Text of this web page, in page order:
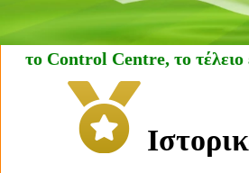
Control Centre, το τέλειο